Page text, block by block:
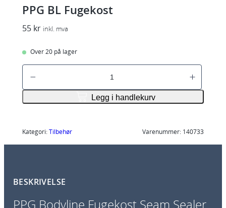
PPG BL Fugekost
55 kr inkl. mva
Over 20 på lager
P
F
u
k
Legg i handlekurv
Kategori:Tilbehør Varenummer: 140733
BESKRIVELSE
PPG Bodyline Fugekost Seam Sealer